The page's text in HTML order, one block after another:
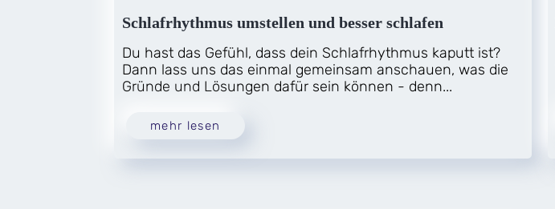
Schlafrhythmus umstellen und besser schlafen
Du hast das Gefühl, dass dein Schlafrhythmus kaputt ist?
Dann lass uns das einmal gemeinsam anschauen, was die
Gründe und Lösungen dafür sein können - denn...
mehr lesen